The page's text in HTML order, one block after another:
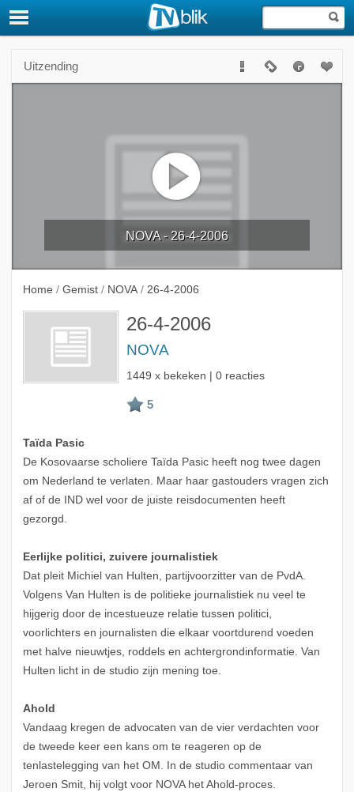
Uitzending
NOVA - 26-4-2006
Home / Gemist / NOVA / 26-4-2006
26-4-2006
NOVA
1449 x bekeken | 0 reacties
Taïda Pasic
De Kosovaarse scholiere Taïda Pasic heeft nog twee dagen
om Nederland te verlaten. Maar haar gastouders vragen zich
af of de IND wel voor de juiste reisdocumenten heeft
gezorgd.
Eerlijke politici, zuivere journalistiek
Dat pleit Michiel van Hulten, partijvoorzitter van de PvdA.
Volgens Van Hulten is de politieke journalistiek nu veel te
hijgerig door de incestueuze relatie tussen politici,
voorlichters en journalisten die elkaar voortdurend voeden
met halve nieuwtjes, roddels en achtergrondinformatie. Van
Hulten licht in de studio zijn mening toe.
Ahold
Vandaag kregen de advocaten van de vier verdachten voor
de tweede keer een kans om te reageren op de
tenlastelegging van het OM. In de studio commentaar van
Jeroen Smit, hij volgt voor NOVA het Ahold-proces.